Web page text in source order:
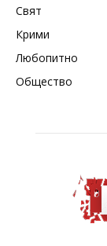
Свят
Крими
Любопитно
Общество